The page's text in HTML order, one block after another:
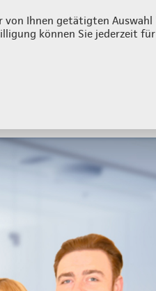
von Ihnen getätigten Auswahl
können Sie jederzeit